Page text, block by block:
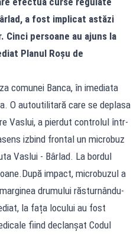
a fost implicat astăzi
persoane au ajuns la
Planul Roșu de
comunei Banca, în imediata
O autoutilitară care se deplasa
Vaslui, a pierdut controlul într-
izbind frontal un microbuz
Vaslui - Bârlad. La bordul
impact, microbuzul a
drumului răsturnându-
la fața locului au fost
fiind declanșat Codul